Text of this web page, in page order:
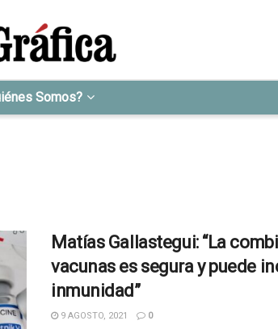
Somos?
Matías Gallastegui: “La
vacunas es segura y puede
inmunidad”
9 AGOSTO, 2021 0